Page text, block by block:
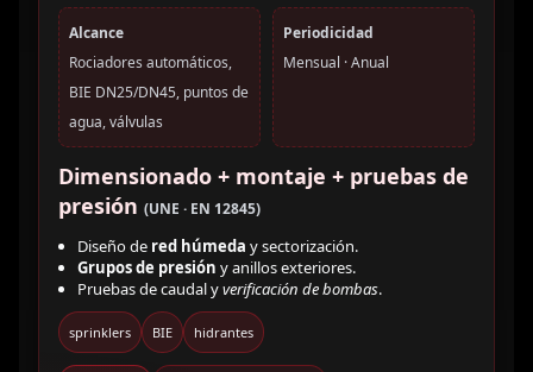
Alcance
Rociadores automáticos,
BIE DN25/DN45, puntos de
agua, válvulas
Periodicidad
Mensual · Anual
Dimensionado + montaje + pruebas de
presión (UNE · EN 12845)
Diseño de red húmeda y sectorización.
Grupos de presión y anillos exteriores.
Pruebas de caudal yverificación de bombas.
sprinklers BIE hidrantes